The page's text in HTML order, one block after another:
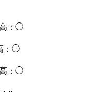
：◯
：◯
：◯